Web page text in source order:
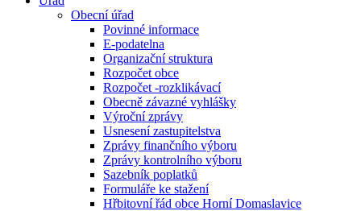
Obecní úřad
Povinné informace
E-podatelna
Organizační struktura
Rozpočet obce
Rozpočet -rozklikávací
Obecně závazné vyhlášky
Výroční zprávy
Usnesení zastupitelstva
Zprávy finančního výboru
Zprávy kontrolního výboru
Sazebník poplatků
Formuláře ke stažení
Hřbitovní řád obce Horní Domaslavice